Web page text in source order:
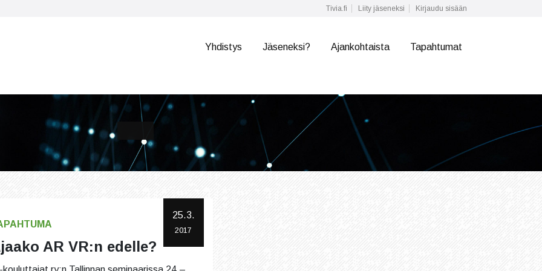
Tivia.fi Liity jäseneksi Kirjaudu sisään
Yhdistys Jäseneksi? Ajankohtaista Tapahtumat
25.3.
2017
AR VR:n edelle?